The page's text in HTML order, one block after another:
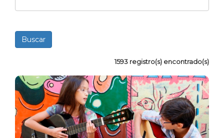
1593 registro(s) encontrado(s)